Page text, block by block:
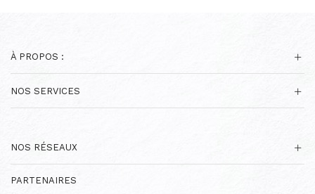
À PROPOS :
NOS SERVICES
NOS RÉSEAUX
PARTENAIRES